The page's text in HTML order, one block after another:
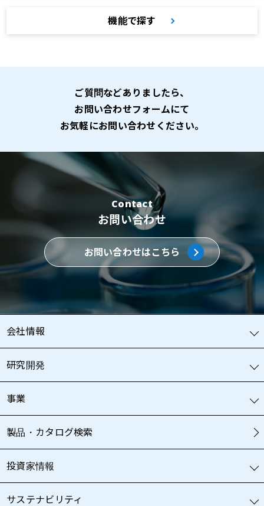
機能で探す
ご質問などありましたら、
お問い合わせフォームにて
お気軽にお問い合わせください。
Contact
お問い合わせ
お問い合わせはこちら
会社情報
研究開発
事業
製品・カタログ検索
投資家情報
サステナビリティ